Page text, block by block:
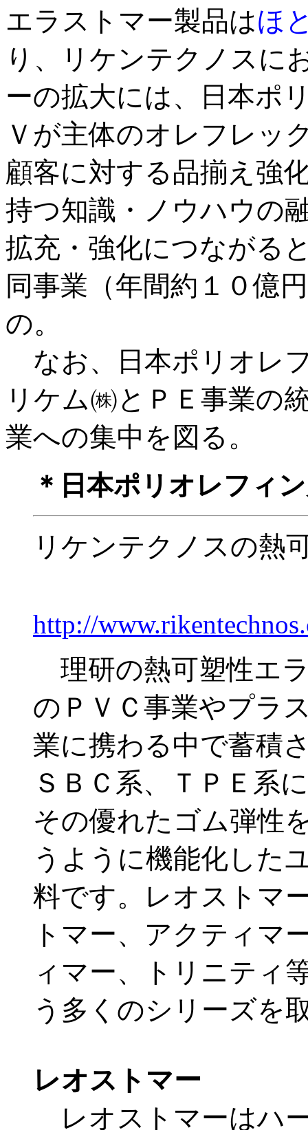
エラストマー製品はほ
り、リケンテクノスに
ーの拡大には、日本ポ
Ｖが主体のオレフレッ
顧客に対する品揃え強
持つ知識・ノウハウの
拡充・強化につながる
同事業（年間約１０億
の。
なお、日本ポリオレ
リケム㈱とＰＥ事業の
業への集中を図る。
＊日本ポリオレフィ
リケンテクノスの熱
http://
理研の熱可塑性エ
のＰＶＣ事業やプラ
業に携わる中で蓄積
ＳＢＣ系、ＴＰＥ系
その優れたゴム弾性
うように機能化した
料です。レオストマ
トマー、アクティマ
ィマー、トリニティ
う多くのシリーズを
レオストマー
レオストマーはハ